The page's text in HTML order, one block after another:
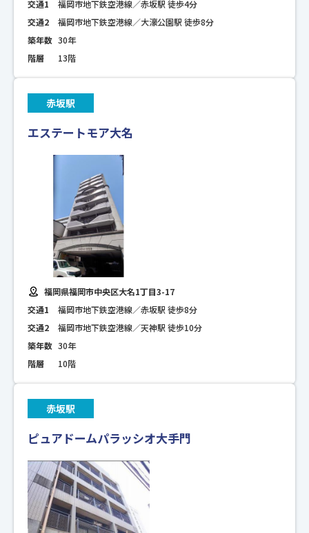
交通1
福岡市地下鉄空港線／赤坂駅 徒歩4分
交通2
福岡市地下鉄空港線／大濠公園駅 徒歩8分
築年数 30年
階層
13階
赤坂駅
エステートモア大名
福岡県福岡市中央区大名1丁目3-17
交通1
福岡市地下鉄空港線／赤坂駅 徒歩8分
交通2
福岡市地下鉄空港線／天神駅 徒歩10分
築年数 30年
階層
10階
赤坂駅
ピュアドームパラッシオ大手門